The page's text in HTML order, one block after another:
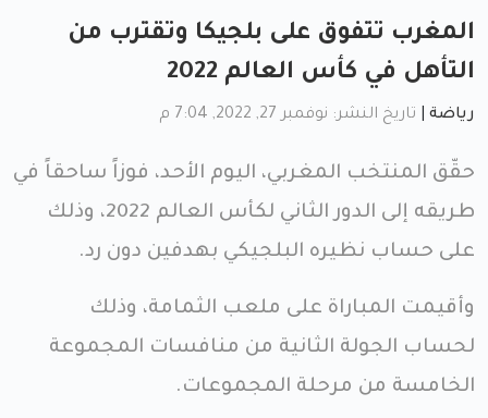
المغرب تتفوق على بلجيكا وتقترب من
التأهل في كأس العالم 2022
رياضة تاريخ النشر: نوفمبر 27, 2022, 7:04 م
حقّق المنتخب المغربي، اليوم الأحد، فوزاً ساحقاً في
طريقه إلى الدور الثاني لكأس العالم 2022، وذلك
على حساب نظيره البلجيكي بهدفين دون رد.
وأقيمت المباراة على ملعب الثمامة، وذلك
لحساب الجولة الثانية من منافسات المجموعة
الخامسة من مرحلة المجموعات.